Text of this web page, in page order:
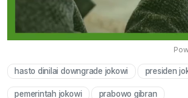
hasto dinilai downgrade jokowi presiden
pemerintah jokowi prabowo gibran